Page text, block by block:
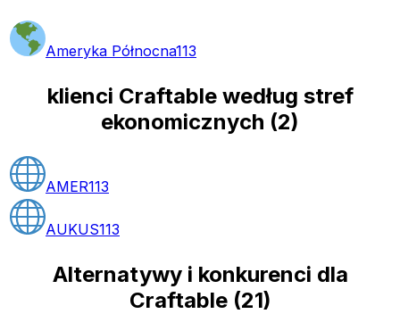
Ameryka Północna113
klienci Craftable według stref
ekonomicznych (2)
AMER113
AUKUS113
Alternatywy i konkurenci dla
Craftable(21)